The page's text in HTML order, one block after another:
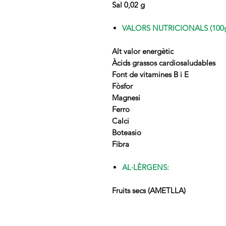
Sal 0,02 g
VALORS NUTRICIONALS
Alt valor energètic
Àcids grassos cardiosaludables
Font de vitamines B i E
Fòsfor
Magnesi
Ferro
Calci
Boteasio
Fibra
AL·LÈRGENS:
Fruits secs (AMETLLA)